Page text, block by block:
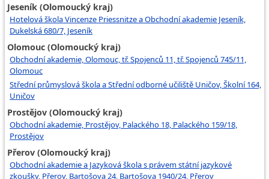
Jeseník (Olomoucký kraj)
Hotelová škola Vincenze Priessnitze a Obchodní akademie Jeseník,
Dukelská 680/7, Jeseník
Olomouc (Olomoucký kraj)
Obchodní akademie, Olomouc, tř. Spojenců 11, tř. Spojenců 745/11,
Olomouc
Střední průmyslová škola a Střední odborné učiliště Uničov, Školní 164,
Uničov
Prostějov (Olomoucký kraj)
Obchodní akademie, Prostějov, Palackého 18, Palackého 159/18,
Prostějov
Přerov (Olomoucký kraj)
Obchodní akademie a Jazyková škola s právem státní jazykové
zkoušky, Přerov, Bartošova 24, Bartošova 1940/24, Přerov